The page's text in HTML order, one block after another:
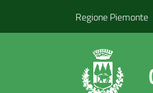
Regione Piemonte